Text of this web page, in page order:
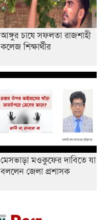
আঙ্গুর চাষে সফলতা রাজশাহী
কলেজ শিক্ষার্থীর
মেসভাড়া মওকুফের দাবিতে যা
বললেন জেলা প্রশাসক